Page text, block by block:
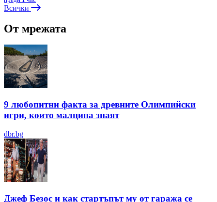
Всички
От мрежата
9 любопитни факта за древните Олимпийски
игри, които малцина знаят
dbr.bg
Джеф Безос и как стартъпът му от гаража се